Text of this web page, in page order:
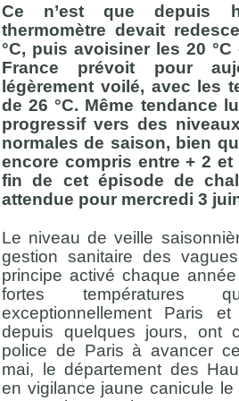
Ce n’est que depuis
thermomètre devait
°C, puis avoisiner les 20
France prévoit pour
légèrement voilé, avec les
de 26 °C. Même tendance
progressif vers des
normales de saison, bien
encore compris entre + 2 et
fin de cet épisode de
attendue pour mercredi 3
Le niveau de veille
gestion sanitaire des
principe activé chaque
fortes températures
exceptionnellement Paris
depuis quelques jours, ont
police de Paris à avancer
mai, le département des
en vigilance jaune canicule